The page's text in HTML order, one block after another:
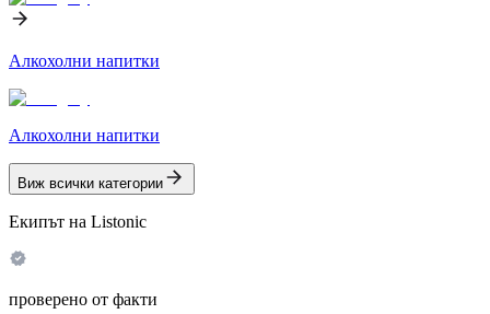
Алкохолни напитки
Алкохолни напитки
Виж всички категории
Екипът на Listonic
проверено от факти